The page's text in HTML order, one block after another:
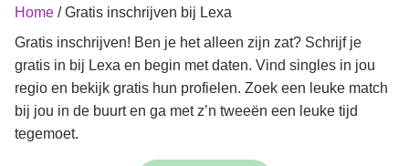
Home /Gratis inschrijven bij Lexa
Gratis inschrijven! Ben je het alleen zijn zat? Schrijf je
gratis in bij Lexa en begin met daten. Vind singles in jou
regio en bekijk gratis hun profielen. Zoek een leuke match
bij jou in de buurt en ga met z’n tweeën een leuke tijd
tegemoet.